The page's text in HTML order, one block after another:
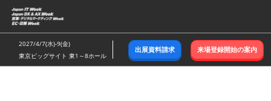
ス
キ
ッ
し
2027/4/7(水)-9(金)
東京ビッグサイト 東1～8ホール
出展資料請求 来場登録開始の案内